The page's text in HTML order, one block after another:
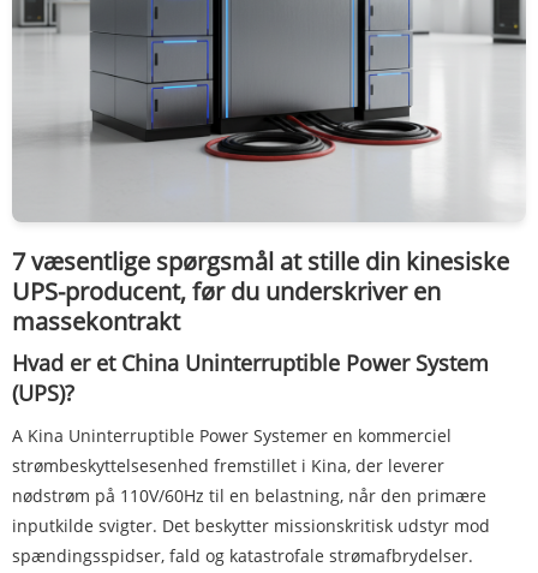
7 væsentlige spørgsmål at stille din kinesiske
UPS-producent, før du underskriver en
massekontrakt
Hvad er et China Uninterruptible Power System
(UPS)?
A Kina Uninterruptible Power Systemer en kommerciel
strømbeskyttelsesenhed fremstillet i Kina, der leverer
nødstrøm på 110V/60Hz til en belastning, når den primære
inputkilde svigter. Det beskytter missionskritisk udstyr mod
spændingsspidser, fald og katastrofale strømafbrydelser.